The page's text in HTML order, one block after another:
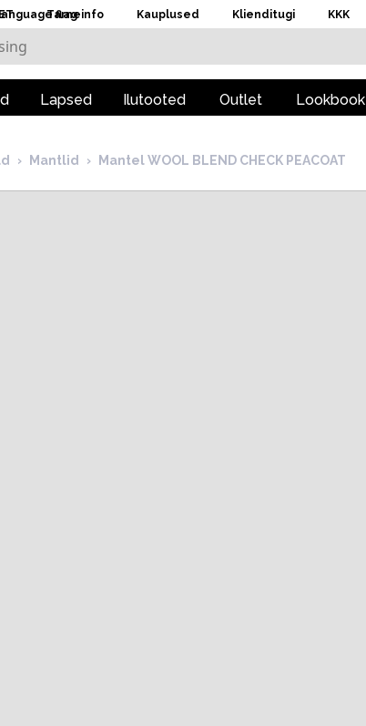
Tarneinfo Kauplused Klienditugi KKK
Lapsed Ilutooted Outlet Lookbook
› Mantlid › Mantel WOOL BLEND CHECK PEACOAT